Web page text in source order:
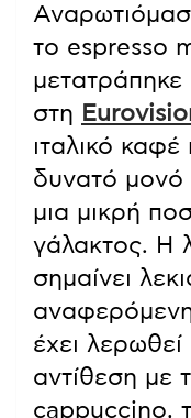
το espresso
στη
ιταλικό
δυνατό μονό
μια μικρή
γάλακτος. Η
σημαίνει
έχει
αντίθεση με
cappuccino,